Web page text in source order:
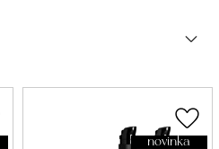
expand_more
novinka
favorite_border